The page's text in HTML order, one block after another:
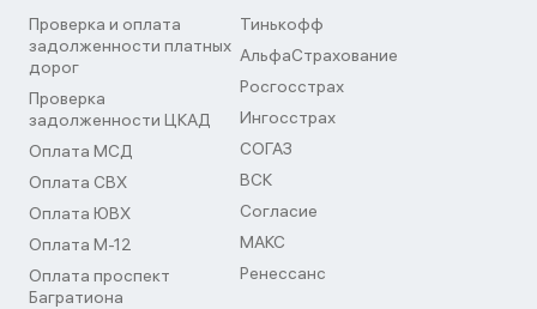
Проверка и оплата
задолженности платных
дорог
Проверка
задолженности ЦКАД
Оплата МСД
Оплата СВХ
Оплата ЮВХ
Оплата М-12
Оплата проспект
Багратиона
Тинькофф
АльфаСтрахование
Росгосстрах
Ингосстрах
СОГАЗ
ВСК
Согласие
МАКС
Ренессанс